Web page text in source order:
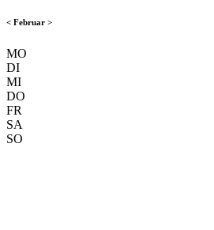
< Februar >
MO
DI
MI
DO
FR
SA
SO